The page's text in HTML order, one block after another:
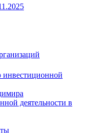
инвестиционной
деятельности в